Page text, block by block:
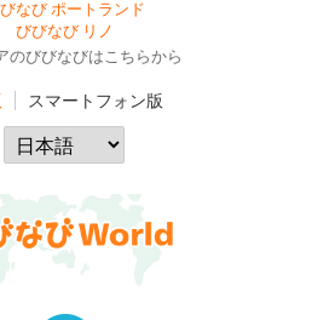
なび ポートランド
びびなび リノ
のびびなびはこちらから
スマートフォン版